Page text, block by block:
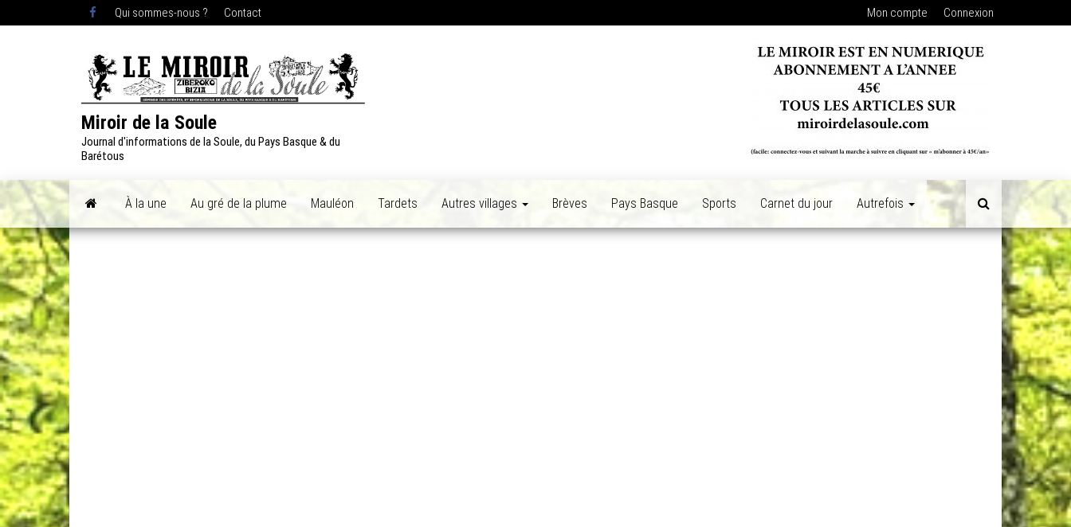
Qui sommes-nous ? Contact Mon compte Connexion
Miroir de la Soule
Journal d'informations de la Soule, du Pays Basque & du
Barétous
À la une Au gré de la plume Mauléon Tardets Autres villages Brèves Pays Basque Sports Carnet du jour Autrefois